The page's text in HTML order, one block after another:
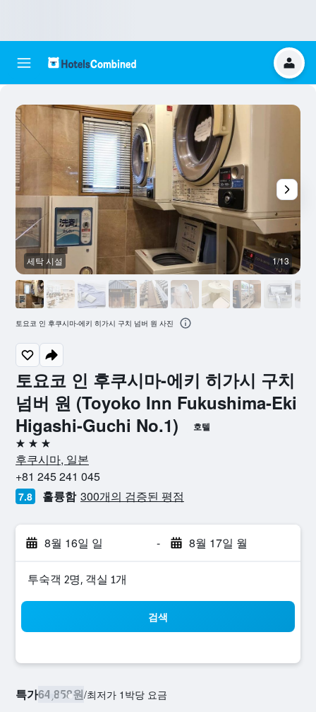
토요코 인 후쿠시마-에키 히가시 구치
넘버 원 (Toyoko Inn Fukushima-Eki
Higashi-Guchi No.1)
호텔
3성급
후쿠시마, 일본
+81 245 241 045
7.8 훌륭함 300개의 검증된 평점
8월 16일 일 - 8월 17일 월
​투숙객 2​명, ​객실 1개
검색
특가64,858원/​최저가 1박당 요금
세탁 시설 1/13
토요코 인 후쿠시마-에키 히가시 구치 넘버 원 사진